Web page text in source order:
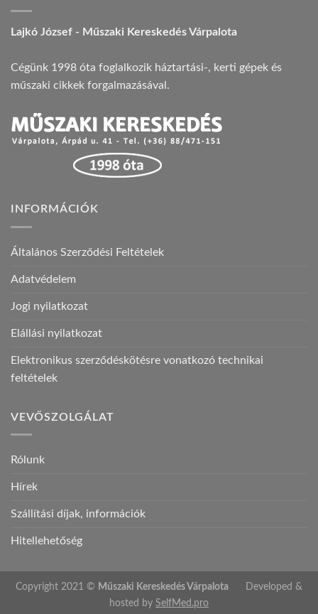
Lajkó József - Műszaki Kereskedés Várpalota
Cégünk 1998 óta foglalkozik háztartási-, kerti gépek és
műszaki cikkek forgalmazásával.
INFORMÁCIÓK
Általános Szerződési Feltételek
Adatvédelem
Jogi nyilatkozat
Elállási nyilatkozat
Elektronikus szerződéskötésre vonatkozó technikai
feltételek
VEVŐSZOLGÁLAT
Rólunk
Hírek
Szállítási díjak, információk
Hitellehetőség
Copyright 2021 © Műszaki Kereskedés Várpalota Developed &
hosted by SelfMed.pro